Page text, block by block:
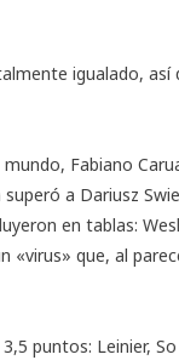
igualado, así
Fabiano
a Dariusz
en tablas:
que, al
puntos: Leinier, So